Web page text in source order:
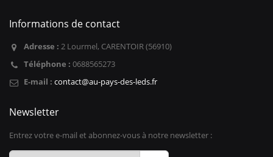
Informations de contact
Adresse : 2 Lourmel, CARENTOIR (56910)
Téléphone : 0688565273
E-mail : contact@au-pays-des-leds.fr
Newsletter
Entrez votre e-mail et abonnez-vous à notre newsletter :